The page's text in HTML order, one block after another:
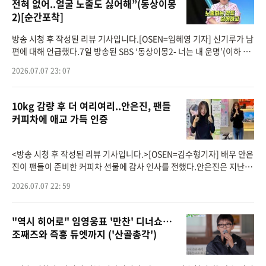
전혀 없어..얼굴 노출도 싫어해”(동상이몽
2)[순간포착]
방송 시청 후 작성된 리뷰 기사입니다.[OSEN=임혜영 기자] 신기루가 남
편에 대해 언급했다.7일 방송된 SBS ‘동상이몽2- 너는 내 운명’(이하 동
자 부부
2026.07.07 23: 07
10kg 감량 후 더 여리여리..안은진, 팬들
커피차에 애교 가득 인증
<방송 시청 후 작성된 리뷰 기사입니다.>[OSEN=김수형기자] 배우 안은
진이 팬들이 준비한 커피차 선물에 감사 인사를 전했다.안은진은 지난 6
러 장
2026.07.07 22: 59
"역시 히어로" 임영웅표 '만찬' 디너쇼…
조째즈와 즉흥 듀엣까지 ('산골총각')